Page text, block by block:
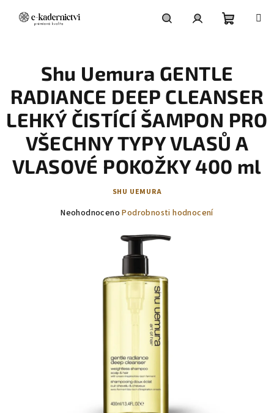
košík
Shu Uemura GENTLE
RADIANCE DEEP CLEANSER
LEHKÝ ČISTÍCÍ ŠAMPON PRO
VŠECHNY TYPY VLASŮ A
VLASOVÉ POKOŽKY 400 ml
SHU UEMURA
Průměrné
Neohodnoceno Podrobnosti hodnocení